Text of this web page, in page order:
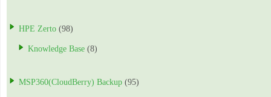
HPE Zerto (98)
Knowledge Base (8)
MSP360(CloudBerry) Backup (95)